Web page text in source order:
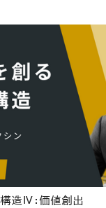
造Ⅳ：価値創出